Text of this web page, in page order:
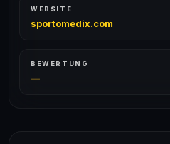
WEBSITE
sportomedix.com
BEWERTUNG
—